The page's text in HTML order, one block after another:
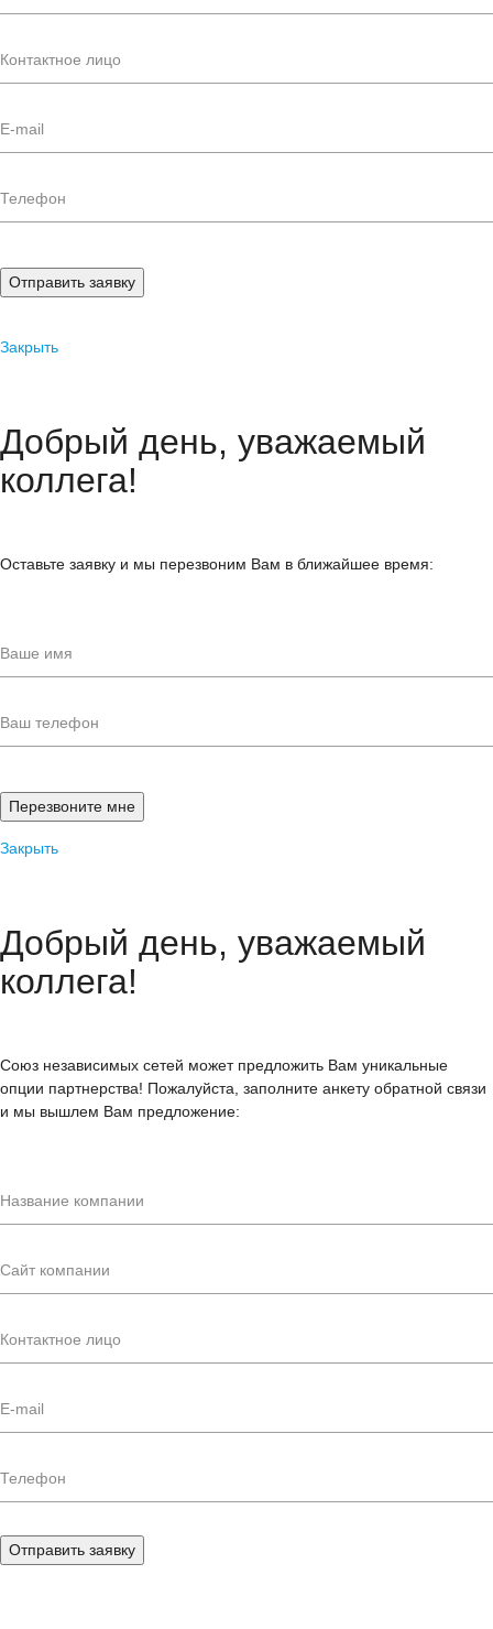
Отправить заявку
Закрыть
Добрый день, уважаемый
коллега!
Оставьте заявку и мы перезвоним Вам в ближайшее время:
Закрыть
Добрый день, уважаемый
коллега!
Союз независимых сетей может предложить Вам уникальные
опции партнерства! Пожалуйста, заполните анкету обратной связи
и мы вышлем Вам предложение:
Отправить заявку